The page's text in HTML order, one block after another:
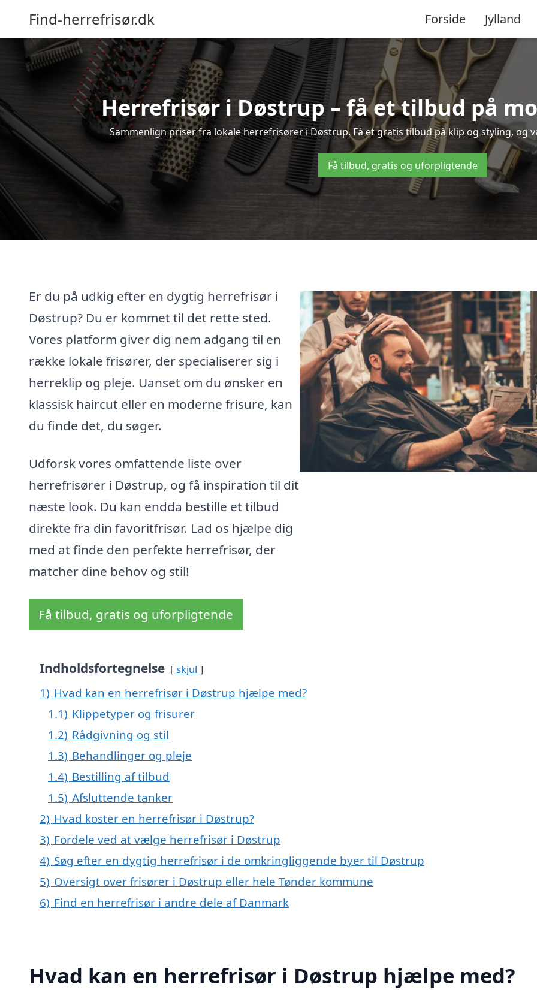
Find-herrefrisør.dk Forside Jylland
Herrefrisør i Døstrup – få et tilbud på
Sammenlign priser fra lokale herrefrisører i Døstrup. Få et gratis tilbud på klip og styling, og
Få tilbud, gratis og uforpligtende
Er du på udkig efter en dygtig herrefrisør i
Døstrup? Du er kommet til det rette sted.
Vores platform giver dig nem adgang til en
række lokale frisører, der specialiserer sig i
herreklip og pleje. Uanset om du ønsker en
klassisk haircut eller en moderne frisure, kan
du finde det, du søger.
Udforsk vores omfattende liste over
herrefrisører i Døstrup, og få inspiration til dit
næste look. Du kan endda bestille et tilbud
direkte fra din favoritfrisør. Lad os hjælpe dig
med at finde den perfekte herrefrisør, der
matcher dine behov og stil!
Få tilbud, gratis og uforpligtende
Indholdsfortegnelse skjul
1) Hvad kan en herrefrisør i Døstrup hjælpe med?
1.1) Klippetyper og frisurer
1.2) Rådgivning og stil
1.3) Behandlinger og pleje
1.4) Bestilling af tilbud
1.5) Afsluttende tanker
2) Hvad koster en herrefrisør i Døstrup?
3) Fordele ved at vælge herrefrisør i Døstrup
4) Søg efter en dygtig herrefrisør i de omkringliggende byer til Døstrup
5) Oversigt over frisører i Døstrup eller hele Tønder kommune
6) Find en herrefrisør i andre dele af Danmark
Hvad kan en herrefrisør i Døstrup hjælpe med?